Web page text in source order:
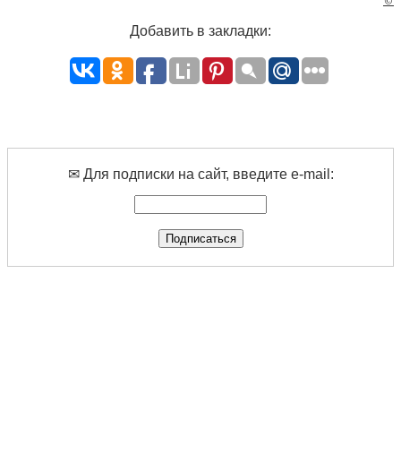
Добавить в закладки:
✉ Для подписки на сайт, введите e-mail: